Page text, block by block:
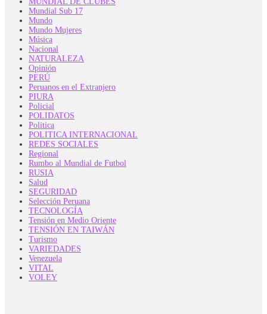
Mundial Sub 17
Mundo
Mundo Mujeres
Música
Nacional
NATURALEZA
Opinión
PERÚ
Peruanos en el Extranjero
PIURA
Policial
POLIDATOS
Politica
POLITICA INTERNACIONAL
REDES SOCIALES
Regional
Rumbo al Mundial de Futbol
RUSIA
Salud
SEGURIDAD
Selección Peruana
TECNOLOGÍA
Tensión en Medio Oriente
TENSIÓN EN TAIWÁN
Turismo
VARIEDADES
Venezuela
VITAL
VOLEY